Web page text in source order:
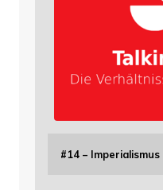
#14 – Imperialismus